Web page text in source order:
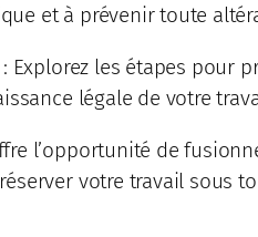
et à prévenir toute
: Explorez les étapes
légale de votre
l’opportunité de
votre travail sous